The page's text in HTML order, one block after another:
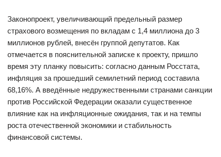
Законопроект, увеличивающий предельный размер
страхового возмещения по вкладам с 1,4 миллиона до 3
миллионов рублей, внесён группой депутатов. Как
отмечается в пояснительной записке к проекту, пришло
время эту планку повысить: согласно данным Росстата,
инфляция за прошедший семилетний период составила
68,16%. А введённые недружественными странами санкции
против Российской Федерации оказали существенное
влияние как на инфляционные ожидания, так и на темпы
роста отечественной экономики и стабильность
финансовой системы.